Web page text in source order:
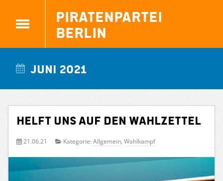
Piratenpartei
Berlin
Juni 2021
Helft uns auf den Wahlzettel
21.06.21 Kategorie: Allgemein, Wahlkampf